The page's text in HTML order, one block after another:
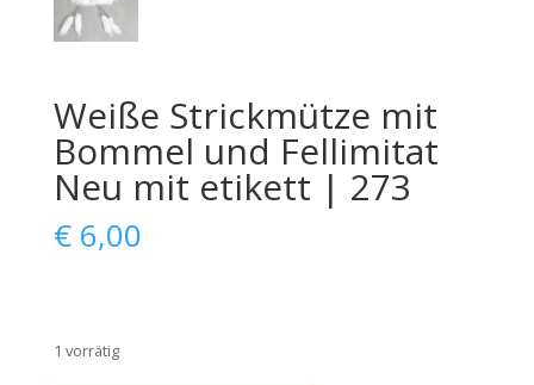
Weiße Strickmütze mit
Bommel und Fellimitat
Neu mit etikett | 273
€6,00
1 vorrätig